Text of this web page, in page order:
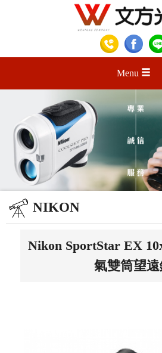
Menu
NIKON
Nikon SportStar EX
氣雙筒望